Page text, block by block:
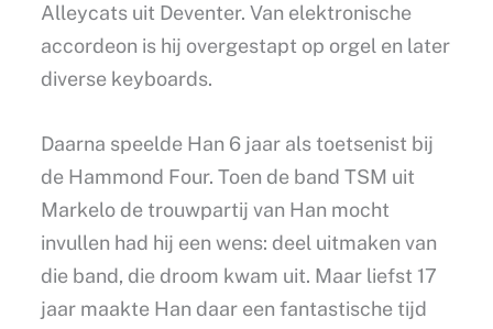
Alleycats uit Deventer. Van elektronische
accordeon is hij overgestapt op orgel en later
diverse keyboards.
Daarna speelde Han 6 jaar als toetsenist bij
de Hammond Four. Toen de band TSM uit
Markelo de trouwpartij van Han mocht
invullen had hij een wens: deel uitmaken van
die band, die droom kwam uit. Maar liefst 17
jaar maakte Han daar een fantastische tijd